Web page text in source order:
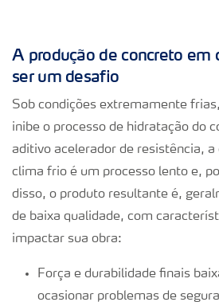
A produção de concreto em
ser um desafio
Sob condições extremamente
inibe o processo de hidratação do
aditivo acelerador de resistência,
clima frio é um processo lento e,
disso, o produto resultante é,
de baixa qualidade, com
impactar sua obra:
Força e durabilidade finais
ocasionar problemas de